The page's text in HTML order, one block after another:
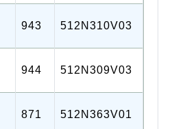
943 512N310V03
944 512N309V03
871 512N363V01